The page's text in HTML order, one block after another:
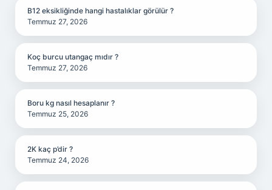
B12 eksikliğinde hangi hastalıklar görülür ?
Temmuz 27, 2026
Koç burcu utangaç mıdır ?
Temmuz 27, 2026
Boru kg nasıl hesaplanır ?
Temmuz 25, 2026
2K kaç p’dir ?
Temmuz 24, 2026